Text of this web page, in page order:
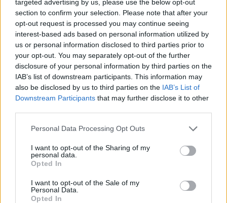
targeted advertising by us, please use the below opt-out
section to confirm your selection. Please note that after your
opt-out request is processed you may continue seeing
interest-based ads based on personal information utilized by
us or personal information disclosed to third parties prior to
your opt-out. You may separately opt-out of the further
disclosure of your personal information by third parties on the
IAB’s list of downstream participants. This information may
also be disclosed by us to third parties on the IAB’s List of
Downstream Participants that may further disclose it to other
Please note that this website/app uses one or more Google
not limited to your visit or usage behaviour. You may click to
grant or deny consent to Google and its third-party tags to
use your data for below specified purposes in below Google
consent section.
Personal Data Processing Opt Outs
I want to opt-out of the Sharing of my
personal data.
Opted In
I want to opt-out of the Sale of my
Personal Data.
Opted In